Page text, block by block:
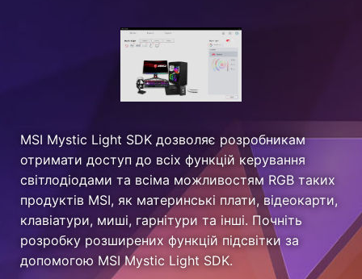
MSI Mystic Light SDK дозволяє розробникам
отримати доступ до всіх функцій керування
світлодіодами та всіма можливостям RGB таких
продуктів MSI, як материнські плати, відеокарти,
клавіатури, миші, гарнітури та інші. Почніть
розробку розширених функцій підсвітки за
допомогою MSI Mystic Light SDK.